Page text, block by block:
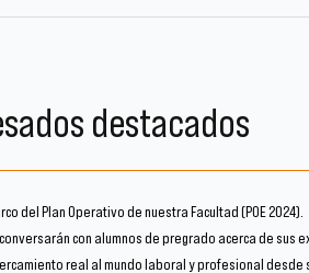
destacados
del Plan Operativo de nuestra Facultad (POE 2024).
con alumnos de pregrado acerca de
real al mundo laboral y profesional desde